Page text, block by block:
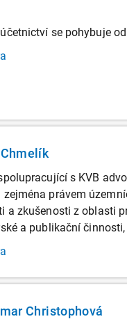
se pohybuje
s KVB
zejména právem
a zkušenosti z oblasti
a publikační
Christophová